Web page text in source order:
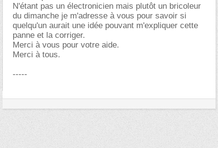
N'étant pas un électronicien mais plutôt un bricoleur
du dimanche je m'adresse à vous pour savoir si
quelqu'un aurait une idée pouvant m'expliquer cette
panne et la corriger.
Merci à vous pour votre aide.
Merci à tous.
-----